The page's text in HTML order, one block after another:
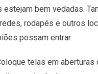
estejam bem vedadas.
rodapés e outros
possam entrar.
telas em aberturas